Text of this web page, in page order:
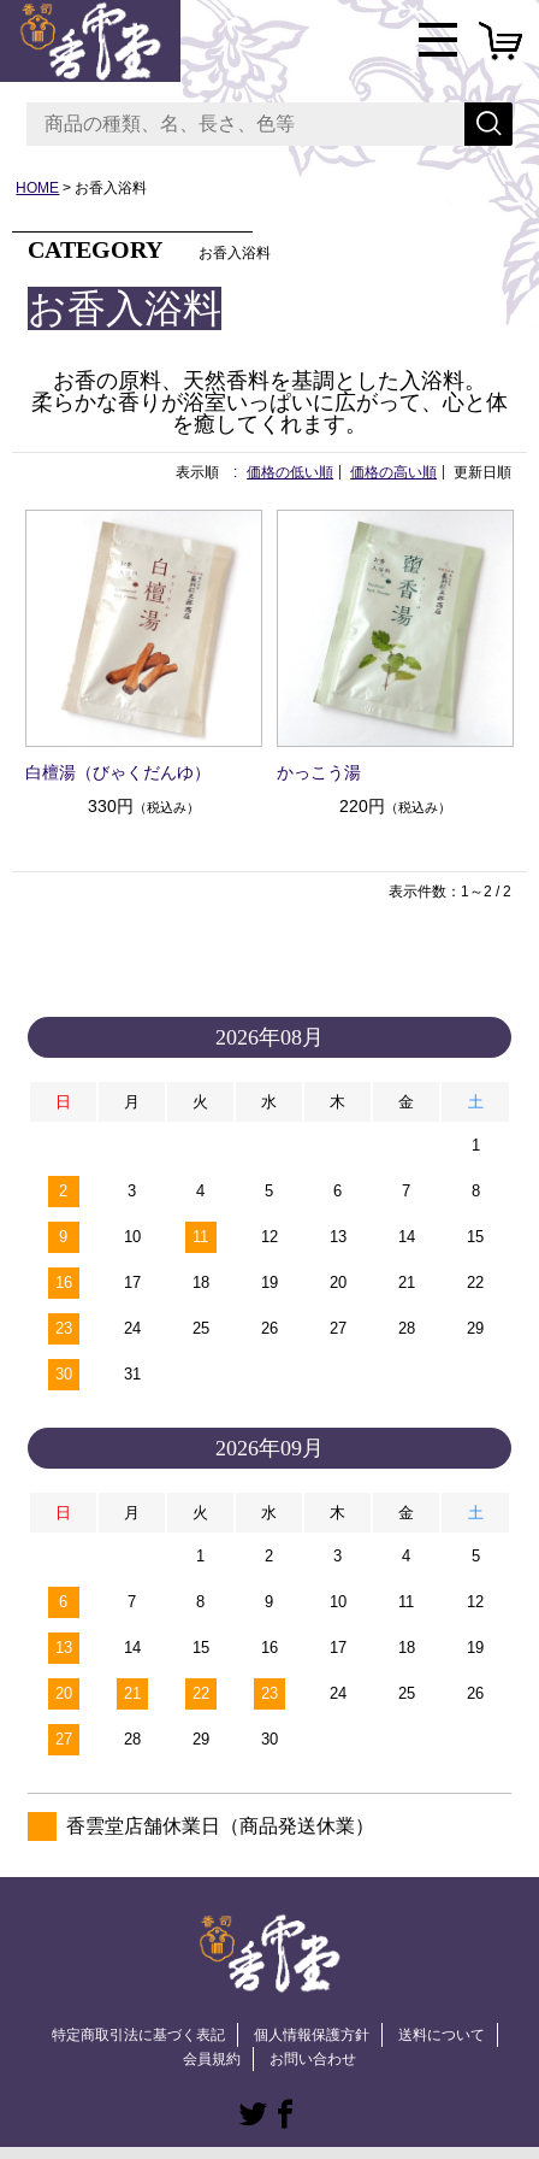
HOME お香入浴料
CATEGORY お香入浴料
お香入浴料
お香の原料、天然香料を基調とした入浴料。
柔らかな香りが浴室いっぱいに広がって、心と体
を癒してくれます。
表示順 : 価格の低い順 価格の高い順 更新日順
白檀湯（びゃくだんゆ）
330円
（税込み）
かっこう湯
220円
（税込み）
表示件数：1～2 / 2
2026年08月
日 月 火 水 木 金 土
1
2 3 4 5 6 7 8
9 10 11 12 13 14 15
16 17 18 19 20 21 22
23 24 25 26 27 28 29
30 31
2026年09月
日 月 火 水 木 金 土
1 2 3 4 5
6 7 8 9 10 11 12
13 14 15 16 17 18 19
20 21 22 23 24 25 26
27 28 29 30
香雲堂店舗休業日（商品発送休業）
特定商取引法に基づく表記 個人情報保護方針
送料について
会員規約
お問い合わせ